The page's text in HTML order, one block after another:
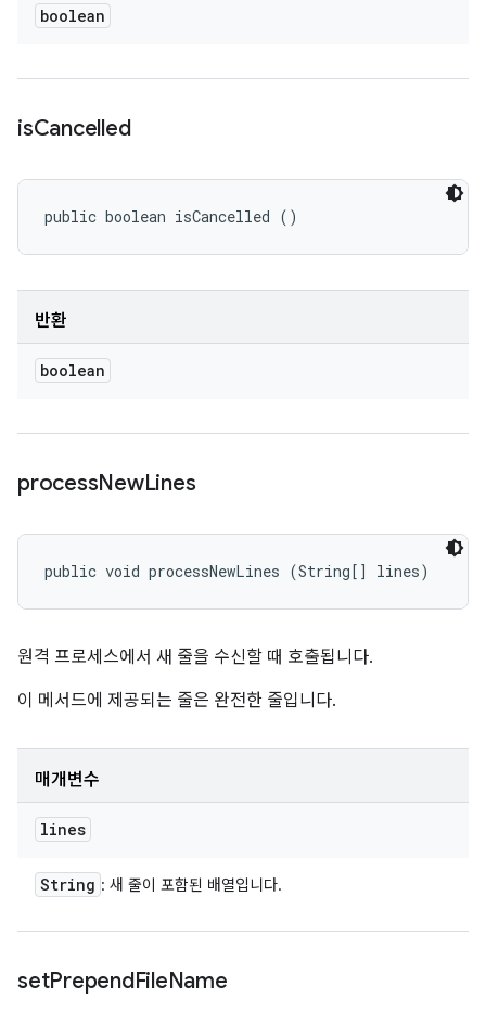
boolean
isCancelled
public boolean isCancelled ()
반환
boolean
processNewLines
public void processNewLines (String[] lines)
원격 프로세스에서 새 줄을 수신할 때 호출됩니다.
이 메서드에 제공되는 줄은 완전한 줄입니다.
매개변수
lines
String : 새 줄이 포함된 배열입니다.
setPrependFileName